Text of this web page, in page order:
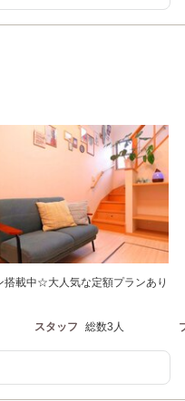
載中☆大人気な定額プランあり
スタッフ 総数3人